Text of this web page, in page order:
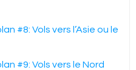
#8: Vols vers l’Asie ou le
#9: Vols vers le Nord